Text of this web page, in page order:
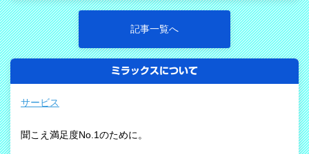
記事一覧へ
ミラックスについて
サービス
聞こえ満足度No.1のために。